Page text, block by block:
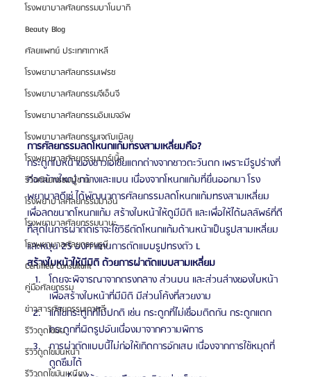
โรงพยาบาลศัลยกรรมบาโนบากิ
Beauty Blog
ศัลยแพทย์ ประเทศเกาหลี
โรงพยาบาลศัลยกรรมเฟรช
โรงพยาบาลศัลยกรรมจีเอ็นจี
โรงพยาบาลศัลยกรรมอิมเมจอัพ
โรงพยาบาลศัลยกรรมเจดับเบิลยู
โรงพยาบาลศัลยกรรมมาร์เบิ้ล
รีวิวศัลยกรรมผู้ชาย
โรงพยาบาลศัลยกรรมมาอิน
โรงพยาบาลศัลยกรรมนานะ
โรงพยาบาลศัลยกรรมรูบี
Certified Consultant
คู่มือศัลยกรรม
ข่าวสารศัลยกรรมเกาหลี
รีวิวดูดไขมัน
รีวิวดูดไขมันหน้า
รีวิวดูดไขมันเหนียง
การศัลยกรรมลดโหนกแก้มทรงสามเหลี่ยมคือ?
กระดูกใบหน้าของชาวเอเชียแตกต่างจากชาวตะวันตก เพราะมีรูปร่างที่
ค่อนข้างใหญ่ กว้างและแบน เนื่องจากโหนกแก้มที่ยื่นออกมา โรง
พยาบาลดีเซ่ ได้พัฒนาการศัลยกรรมลดโหนกแก้มทรงสามเหลี่ยม
เพื่อลดขนาดโหนกแก้ม สร้างใบหน้าให้ดูมีมิติ และเพื่อให้ได้ผลลัพธ์ที่ดี
ที่สุดในการผ่าตัดเราจะใช้วิธีตัดโหนกแก้มด้านหน้าเป็นรูปสามเหลี่ยม
และหมุน 25 องศาแทนการตัดแบบรูปทรงตัว L
สร้างใบหน้าให้มีมิติ ด้วยการผ่าตัดแบบสามเหลี่ยม
โดยจะพิจารณาจากตรงกลาง ส่วนบน และส่วนล่างของใบหน้า
เพื่อสร้างใบหน้าที่มีมิติ มีส่วนโค้งที่สวยงาม
แก้ไขกระดูกที่ไม่ปกติ เช่น กระดูกที่ไม่เชื่อมติดกัน กระดูกแตก
กระดูกที่ผิดรูปอันเนื่องมาจากความพิการ
การผ่าตัดแบบนี้ไม่ก่อให้เกิดการอักเสบ เนื่องจากการใช้หมุดที่
ดูดซึมได้